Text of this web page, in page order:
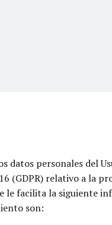
datos personales del
(GDPR) relativo a la
le facilita la
son: